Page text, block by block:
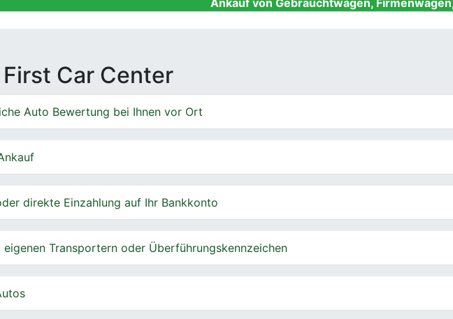
Ankauf von Gebrauchtwagen, Firmenwagen,
Car Center
Auto Bewertung bei Ihnen vor Ort
direkte Einzahlung auf Ihr Bankkonto
Transportern oder Überführungskennzeichen